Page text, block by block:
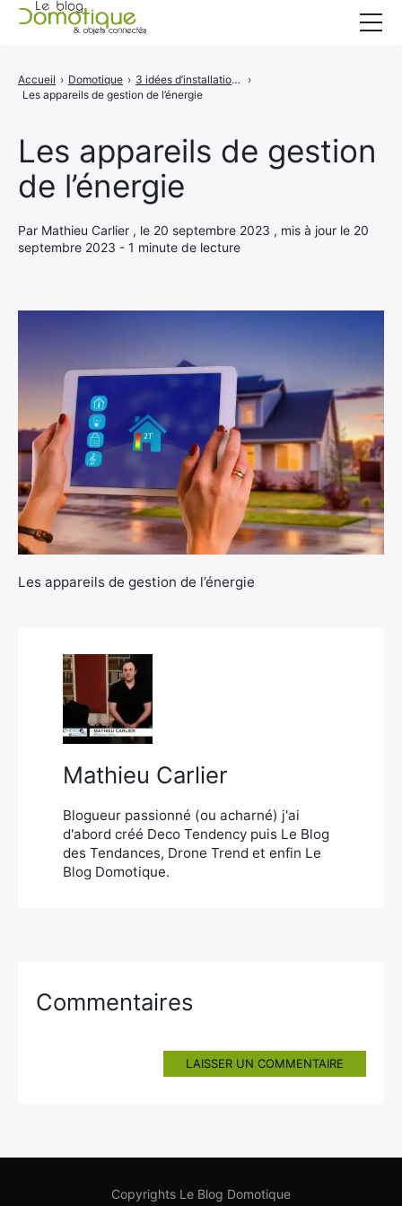
Les appareils de gestion
de l’énergie
Par Mathieu Carlier , le 20 septembre 2023 , mis à jour le 20
septembre 2023 - 1 minute de lecture
Accueil › Domotique › 3 idées d’installations domotiques à envisager chez soi
›
Les appareils de gestion de l’énergie
Les appareils de gestion de l’énergie
Mathieu Carlier
Blogueur passionné (ou acharné) j'ai
d'abord créé Deco Tendency puis Le Blog
des Tendances, Drone Trend et enfin Le
Blog Domotique.
Commentaires
LAISSER UN COMMENTAIRE
Catégories
A propos
CONTACT
Copyrights Le Blog Domotique
Rechercher
: